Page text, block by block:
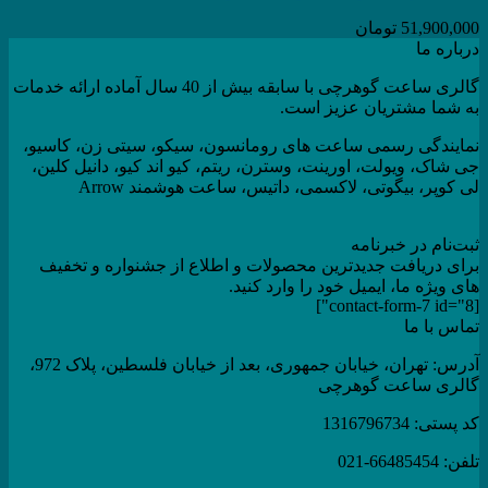
51,900,000 تومان
درباره ما
گالری ساعت گوهرچی با سابقه بیش از 40 سال آماده ارائه خدمات
به شما مشتریان عزیز است.
نمایندگی رسمی ساعت های رومانسون، سیکو، سیتی زن، کاسیو،
جی شاک، ویولت، اورینت، وسترن، ریتم، کیو اند کیو، دانیل کلین،
لی کوپر، بیگوتی، لاکسمی، داتیس، ساعت هوشمند Arrow
ثبت‌نام در خبرنامه
برای دریافت جدیدترین محصولات و اطلاع از جشنواره و تخفیف
های ویژه ما، ایمیل خود را وارد کنید.
[contact-form-7 id="8"]
تماس با ما
آدرس: تهران، خیابان جمهوری، بعد از خیابان فلسطین، پلاک 972،
گالری ساعت گوهرچی
کد پستی: 1316796734
تلفن: 66485454-021